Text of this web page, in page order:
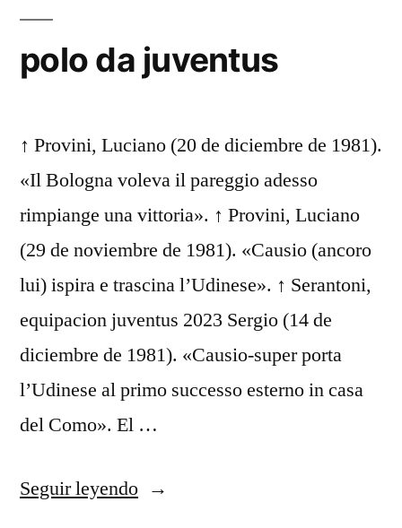
polo da juventus
↑ Provini, Luciano (20 de diciembre de 1981).
«Il Bologna voleva il pareggio adesso
rimpiange una vittoria». ↑ Provini, Luciano
(29 de noviembre de 1981). «Causio (ancoro
lui) ispira e trascina l’Udinese». ↑ Serantoni,
equipacion juventus 2023 Sergio (14 de
diciembre de 1981). «Causio-super porta
l’Udinese al primo successo esterno in casa
del Como». El …
Seguir leyendo«polo